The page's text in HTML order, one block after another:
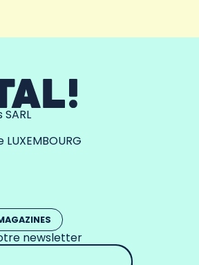
newsletter